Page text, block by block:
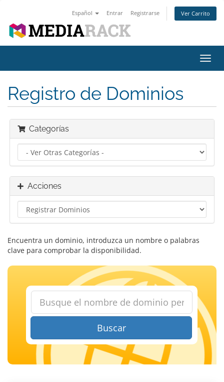
Español Entrar Registrarse Ver Carrito
Registro de Dominios
Categorías
Acciones
Encuentra un dominio, introduzca un nombre o palabras
clave para comprobar la disponibilidad.
Buscar